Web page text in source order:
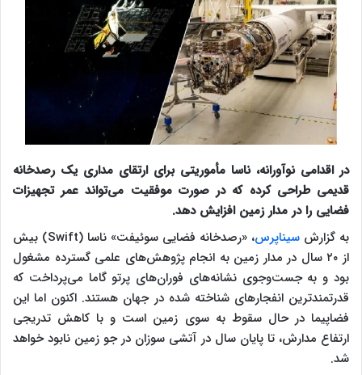
در اقدامی نوآورانه، ناسا مأموریتی برای ارتقای مداری یک رصدخانه
قدیمی طراحی کرده که در صورت موفقیت می‌تواند عمر تجهیزات
فضایی را در مدار زمین افزایش دهد.
به گزارش سیناپرس
، «رصدخانه فضایی سوئیفت» ناسا (Swift) بیش
از ۲۰ سال در مدار زمین به انجام پژوهش‌های علمی گسترده مشغول
بود و به جست‌وجوی نشانه‌های فوران‌های پرتو گاما می‌پرداخت که
قدرتمندترین انفجارهای شناخته شده در جهان هستند. اکنون اما این
فضاپیما در حال سقوط به سوی زمین است و با کاهش تدریجی
ارتفاع مدارش، تا پایان سال در آتشی سوزان در جو زمین نابود خواهد
شد.